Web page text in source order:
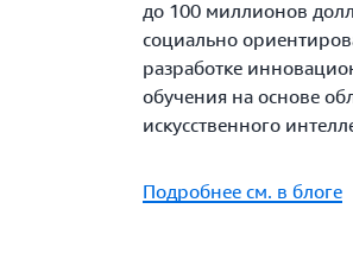
до 100 миллионов
социально
разработке
обучения на основе
искусственного
Подробнее см. в блоге